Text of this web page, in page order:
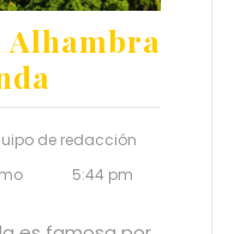
de redacción
5:44 pm